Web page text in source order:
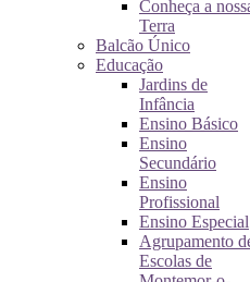
Conheça a
Terra
Balcão Único
Educação
Jardins de
Infância
Ensino Básico
Ensino
Secundário
Ensino
Profissional
Ensino Especial
Agrupamento
Escolas de